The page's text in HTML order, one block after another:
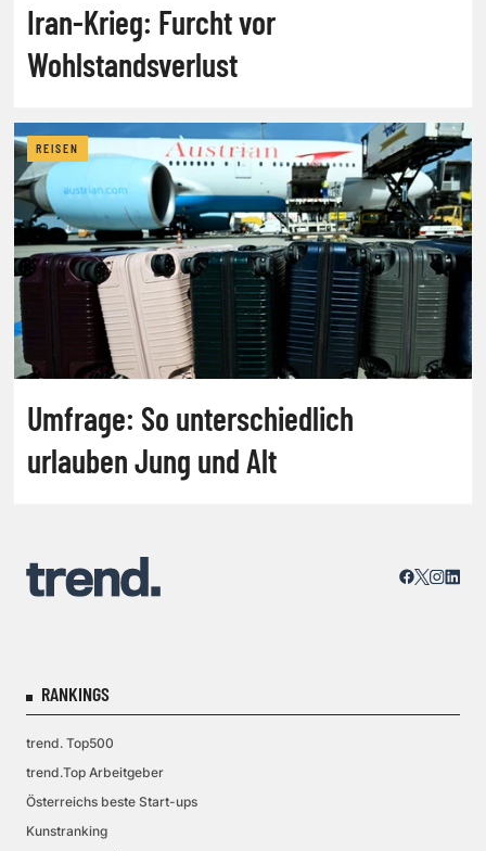
Iran-Krieg: Furcht vor
Wohlstandsverlust
REISEN
Umfrage: So unterschiedlich
urlauben Jung und Alt
RANKINGS
trend. Top500
trend.Top Arbeitgeber
Österreichs beste Start-ups
Kunstranking